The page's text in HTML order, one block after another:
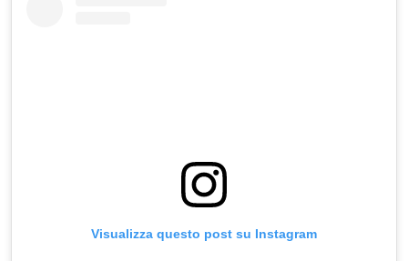
Visualizza questo post su Instagram